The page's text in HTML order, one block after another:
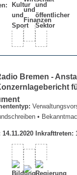
Bremen -
•
Inkrafttreten: